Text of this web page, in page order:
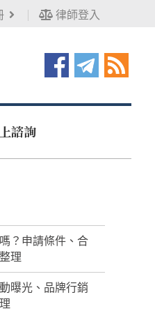
律師登入
諮詢
？申請條件、合
理
曝光、品牌行銷